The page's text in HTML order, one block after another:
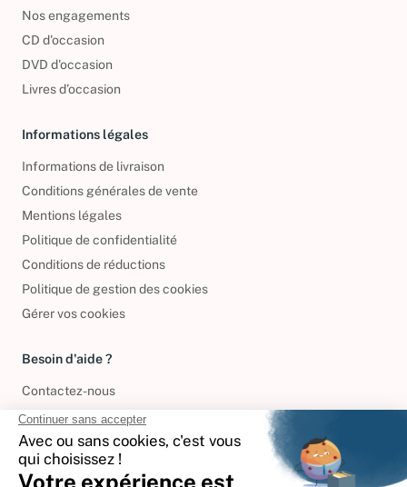
Nos engagements
CD d'occasion
DVD d'occasion
Livres d’occasion
Informations légales
Informations de livraison
Conditions générales de vente
Mentions légales
Politique de confidentialité
Conditions de réductions
Politique de gestion des cookies
Gérer vos cookies
Besoin d'aide ?
Contactez-nous
International